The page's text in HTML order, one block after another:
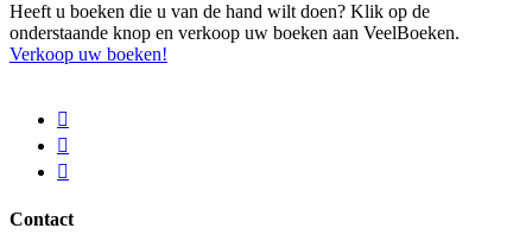
Heeft u boeken die u van de hand wilt doen? Klik op de
onderstaande knop en verkoop uw boeken aan VeelBoeken.
Verkoop uw boeken!
Contact